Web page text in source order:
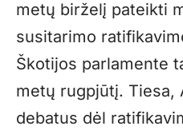
metų birželį pateikti
susitarimo
Škotijos parlamente
metų rugpjūtį. Tiesa,
debatus dėl